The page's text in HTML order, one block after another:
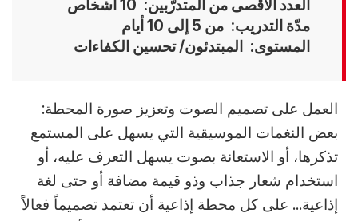
العدد الأقصى من المتدرّبين
10 أشخاص
مدّة التدريب
من 5 إلى 10 أيام
المستوى
المبتدئون/ تحسين الكفاءات
Accroche
العمل على تصميم الصوت وتعزيز صورة المحطة:
بعض النغمات الموسيقية التي يسهل على المستمع
تذكرها، أو الاستعانة بصوت يسهل التعرف عليه، أو
استخدام شعار جذاب وذو قيمة مضافة أو حتى لغة
إذاعية... على كل محطة إذاعية أن تعتمد تصميماً فعالاً